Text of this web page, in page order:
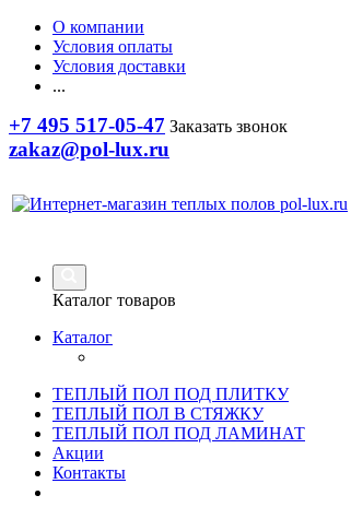
О компании
Условия оплаты
Условия доставки
...
+7 495 517-05-47 Заказать звонок
zakaz@pol-lux.ru
Каталог товаров
Каталог
ТЕПЛЫЙ ПОЛ ПОД ПЛИТКУ
ТЕПЛЫЙ ПОЛ В СТЯЖКУ
ТЕПЛЫЙ ПОЛ ПОД ЛАМИНАТ
Акции
Контакты